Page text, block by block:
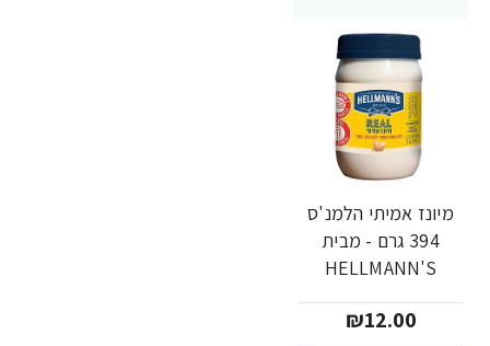
מיונז אמיתי הלמנ'ס
394 גרם - מבית
HELLMANN'S
₪12.00